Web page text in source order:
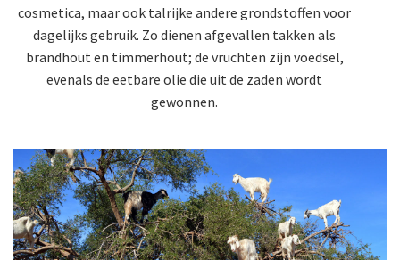
cosmetica, maar ook talrijke andere grondstoffen voor
dagelijks gebruik. Zo dienen afgevallen takken als
brandhout en timmerhout; de vruchten zijn voedsel,
evenals de eetbare olie die uit de zaden wordt
gewonnen.